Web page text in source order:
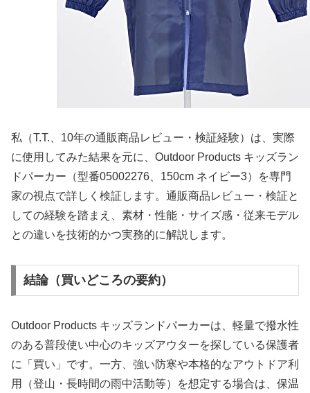
私（T.T.、10年の通販商品レビュー・検証経験）は、実際
に使用してみた結果を元に、Outdoor Products キッズラン
ドパーカー（型番05002276、150cm ネイビー3）を専門
家の視点で詳しく検証します。通販商品レビュー・検証と
しての経験を踏まえ、素材・性能・サイズ感・従来モデル
との違いを技術的かつ実務的に解説します。
結論（買いどころの要約）
Outdoor Products キッズランドパーカーは、軽量で撥水性
のある普段使い中心のキッズアウターを探している保護者
に「買い」です。一方、強い防寒や本格的なアウトドア利
用（登山・長時間の雨中活動等）を想定する場合は、保温